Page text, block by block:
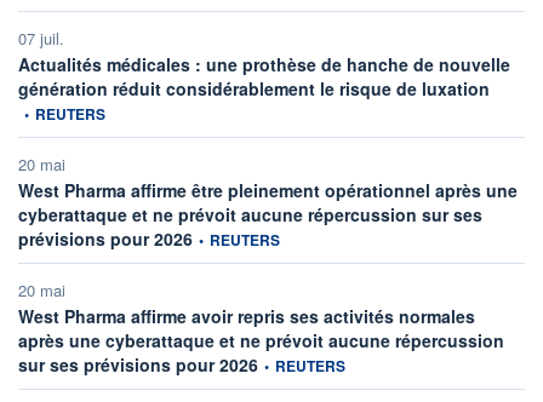
07 juil.
Actualités médicales : une prothèse de hanche de nouvelle
génération réduit considérablement le risque de luxation
• REUTERS
20 mai
West Pharma affirme être pleinement opérationnel après une
cyberattaque et ne prévoit aucune répercussion sur ses
prévisions pour 2026 information fournie par
• REUTERS
20 mai
West Pharma affirme avoir repris ses activités normales
après une cyberattaque et ne prévoit aucune répercussion
sur ses prévisions pour 2026 information fournie par
• REUTERS